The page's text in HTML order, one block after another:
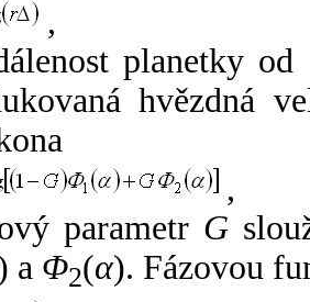
,
planetky od
hvězdná
,
parametr G
a Φ2(α). Fázovou